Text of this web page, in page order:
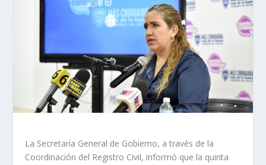
La Secretaría General de Gobierno, a través de la
Coordinación del Registro Civil, informó que la quinta